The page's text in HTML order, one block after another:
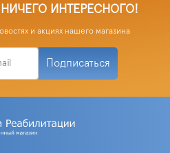
ИНТЕРЕСНОГО!
и акциях нашего магазина
Подписаться